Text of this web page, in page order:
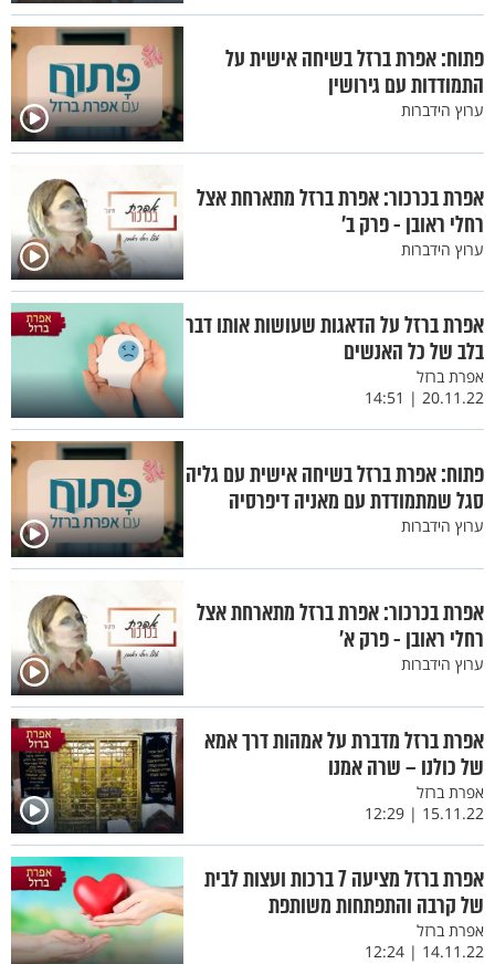
פתוח: אפרת ברזל בשיחה אישית על
התמודדות עם גירושין
ערוץ הידברות
אפרת בכרכור: אפרת ברזל מתארחת אצל
רחלי ראובן - פרק ב’
ערוץ הידברות
אפרת ברזל על הדאגות שעושות אותו דבר
בלב של כל האנשים
אפרת ברזל
20.11.22 | 14:51
פתוח: אפרת ברזל בשיחה אישית עם גליה
סגל שמתמודדת עם מאניה דיפרסיה
ערוץ הידברות
אפרת בכרכור: אפרת ברזל מתארחת אצל
רחלי ראובן - פרק א’
ערוץ הידברות
אפרת ברזל מדברת על אמהות דרך אמא
של כולנו – שרה אמנו
אפרת ברזל
15.11.22 | 12:29
אפרת ברזל מציעה 7 ברכות ועצות לבית
של קרבה והתפתחות משותפת
אפרת ברזל
14.11.22 | 12:24